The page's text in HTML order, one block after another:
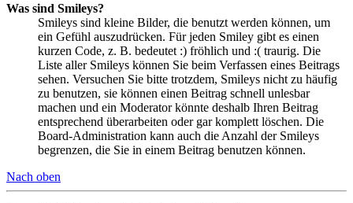
Was sind Smileys?
Smileys sind kleine Bilder, die benutzt werden können, um
ein Gefühl auszudrücken. Für jeden Smiley gibt es einen
kurzen Code, z. B. bedeutet :) fröhlich und :( traurig. Die
Liste aller Smileys können Sie beim Verfassen eines Beitrags
sehen. Versuchen Sie bitte trotzdem, Smileys nicht zu häufig
zu benutzen, sie können einen Beitrag schnell unlesbar
machen und ein Moderator könnte deshalb Ihren Beitrag
entsprechend überarbeiten oder gar komplett löschen. Die
Board-Administration kann auch die Anzahl der Smileys
begrenzen, die Sie in einem Beitrag benutzen können.
Nach oben